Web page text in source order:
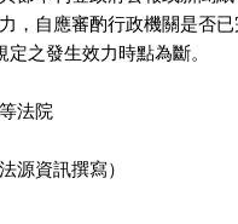
，自應審酌行政機關是否
定之發生效力時點為斷。
法院
源資訊撰寫）